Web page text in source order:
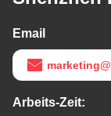
Email
Arbeits-Zeit: